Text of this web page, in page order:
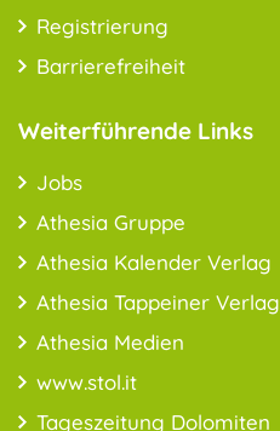
Registrierung
Barrierefreiheit
Weiterführende Links
Jobs
Athesia Gruppe
Athesia Kalender Verlag
Athesia Tappeiner Verlag
Athesia Medien
www.stol.it
Tageszeitung Dolomiten